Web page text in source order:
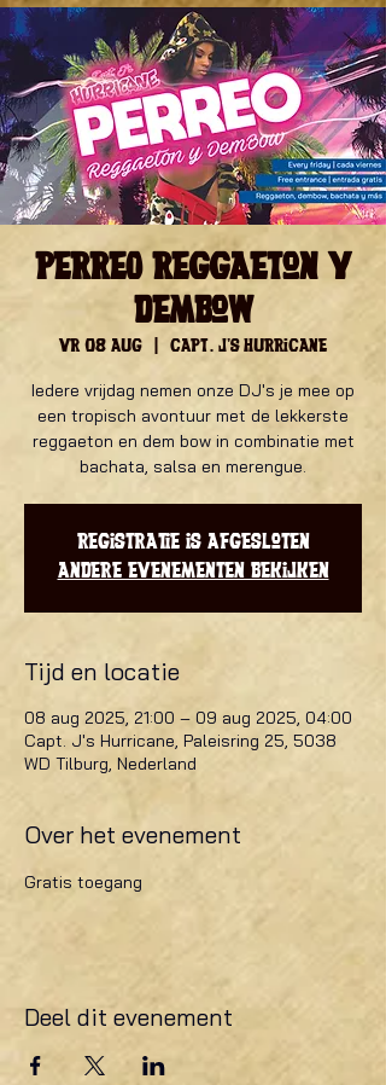
PERREO Reggaeton y
Dembow
vr 08 aug Capt. J's Hurricane
Iedere vrijdag nemen onze DJ's je mee op
een tropisch avontuur met de lekkerste
reggaeton en dem bow in combinatie met
bachata, salsa en merengue.
Registratie is afgesloten
Andere evenementen bekijken
Tijd en locatie
08 aug 2025, 21:00 – 09 aug 2025, 04:00
Capt. J's Hurricane, Paleisring 25, 5038
WD Tilburg, Nederland
Over het evenement
Gratis toegang
Deel dit evenement